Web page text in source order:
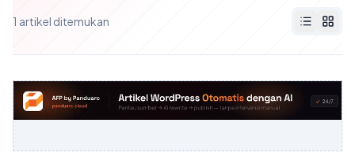
1 artikel ditemukan